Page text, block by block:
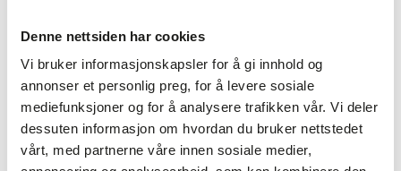
Denne nettsiden har cookies
Vi bruker informasjonskapsler for å gi innhold og
annonser et personlig preg, for å levere sosiale
mediefunksjoner og for å analysere trafikken vår. Vi deler
dessuten informasjon om hvordan du bruker nettstedet
vårt, med partnerne våre innen sosiale medier,